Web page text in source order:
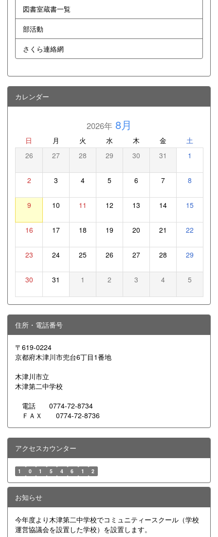
図書室蔵書一覧
部活動
さくら連絡網
カレンダー
2026年8月
日 月 火 水 木 金 土
26 27 28 29 30 31 1
2 3 4 5 6 7 8
9 10 11 12 13 14 15
16 17 18 19 20 21 22
23 24 25 26 27 28 29
30 31 1 2 3 4 5
住所・電話番号
〒619-0224
京都府木津川市兜台6丁目1番地
木津川市立
木津第二中学校
電話 0774-72-8734
ＦＡＸ 0774-72-8736
アクセスカウンター
1 0 1 5 4 6 1 2
お知らせ
今年度より木津第二中学校でコミュニティースクール（学校
運営協議会を設置した学校）を設置します。